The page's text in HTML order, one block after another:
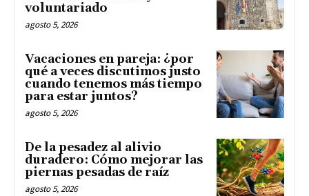
voluntariado
agosto 5, 2026
Vacaciones en pareja: ¿por
qué a veces discutimos justo
cuando tenemos más tiempo
para estar juntos?
agosto 5, 2026
De la pesadez al alivio
duradero: Cómo mejorar las
piernas pesadas de raíz
agosto 5, 2026